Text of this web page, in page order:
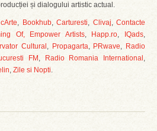
și dialogului artistic actual.
, Bookhub, Carturesti, Clivaj, Contacte
Of, Empower Artists, Happ.ro, IQads,
Cultural , Propagarta, PRwave, Radio
FM , Radio Romania International ,
, Zile si Nopti.